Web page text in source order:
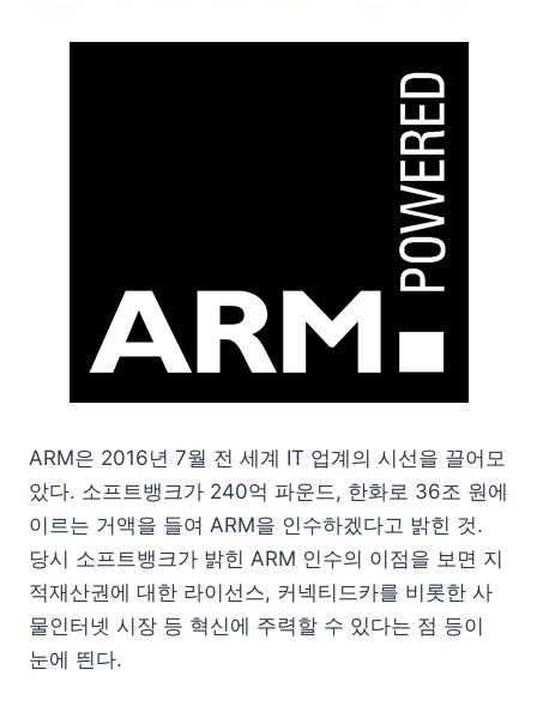
ARM은 2016년 7월 전 세계 IT 업계의 시선을 끌어모
았다. 소프트뱅크가 240억 파운드, 한화로 36조 원에
이르는 거액을 들여 ARM을 인수하겠다고 밝힌 것.
당시 소프트뱅크가 밝힌 ARM 인수의 이점을 보면 지
적재산권에 대한 라이선스, 커넥티드카를 비롯한 사
물인터넷 시장 등 혁신에 주력할 수 있다는 점 등이
눈에 띈다.